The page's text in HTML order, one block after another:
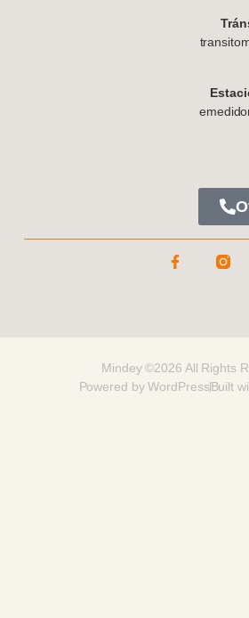
Mindey ©2026 All Rights
Powered by WordPressBuilt